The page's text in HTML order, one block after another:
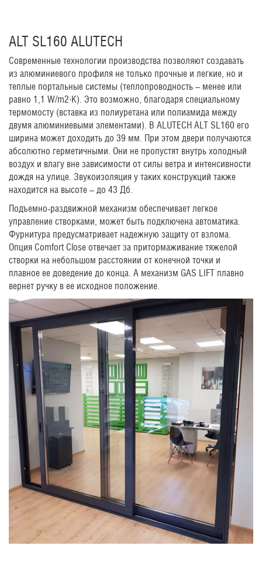
ALT SL160 ALUTECH
Современные технологии производства позволяют создавать
из алюминиевого профиля не только прочные и легкие, но и
теплые портальные системы (теплопроводность – менее или
равно 1,1 W/m2∙K). Это возможно, благодаря специальному
термомосту (вставка из полиуретана или полиамида между
двумя алюминиевыми элементами). В ALUTECH ALT SL160 его
ширина может доходить до 39 мм. При этом двери получаются
абсолютно герметичными. Они не пропустят внутрь холодный
воздух и влагу вне зависимости от силы ветра и интенсивности
дождя на улице. Звукоизоляция у таких конструкций также
находится на высоте – до 43 Дб.
Подъемно-раздвижной механизм обеспечивает легкое
управление створками, может быть подключена автоматика.
Фурнитура предусматривает надежную защиту от взлома.
Опция Comfort Close отвечает за притормаживание тяжелой
створки на небольшом расстоянии от конечной точки и
плавное ее доведение до конца. А механизм GAS LIFT плавно
вернет ручку в ее исходное положение.